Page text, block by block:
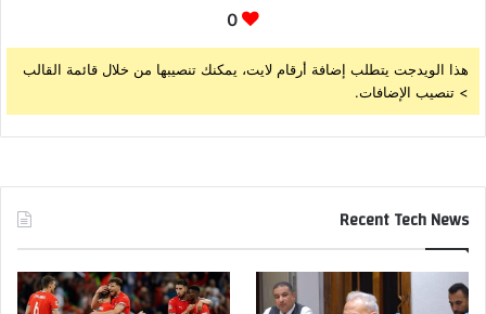
0
هذا الويدجت يتطلب إضافة أرقام لايت، يمكنك تنصيبها من خلال قائمة القالب
> تنصيب الإضافات.
Recent Tech News